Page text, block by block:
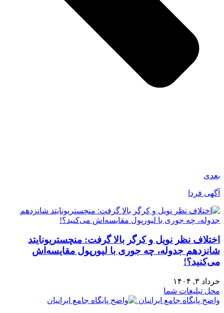
بعدی
آگهی فردا
اختلاف نظر نویل و کرگر بالا گرفت: منچستریونایتد
شانزدهم جدوله، چه جوری با لیورپول مقایسه‌اش
می‌کنید؟!
خرداد ۳, ۱۴۰۴
محل تبلیغات شما
واضح پایگاه جامع ایرانیان